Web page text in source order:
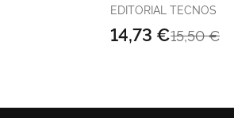
EDITORIAL TECNOS
15,50 €
14,73 €